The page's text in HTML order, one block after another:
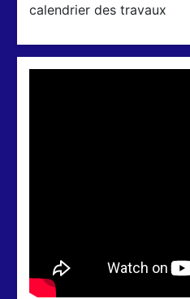
calendrier des travaux